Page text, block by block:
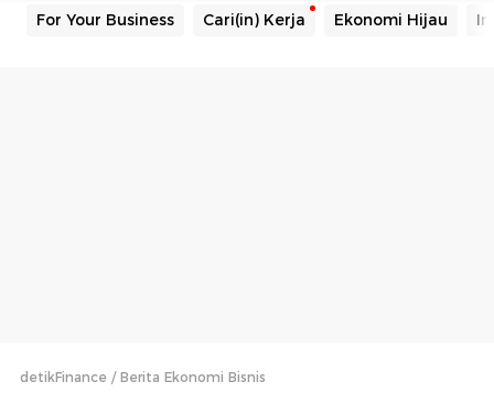
For Your Business Cari(in) Kerja Ekonomi Hijau
detikFinance Berita Ekonomi Bisnis